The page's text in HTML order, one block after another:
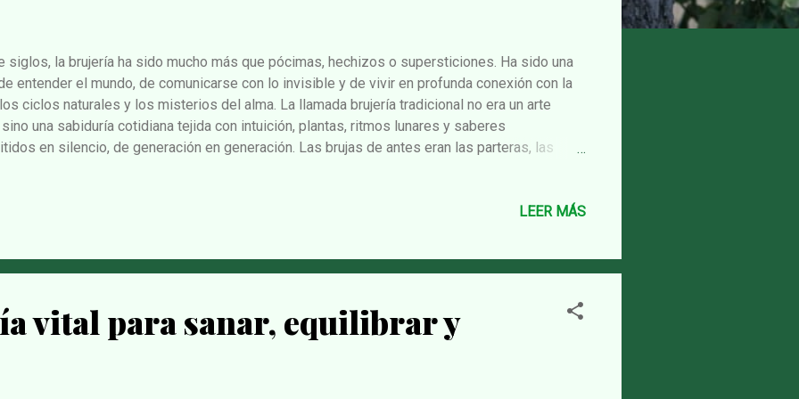
siglos, la brujería ha sido mucho más que pócimas, hechizos o supersticiones. Ha sido una
entender el mundo, de comunicarse con lo invisible y de vivir en profunda conexión con la
ciclos naturales y los misterios del alma. La llamada brujería tradicional no era un arte
una sabiduría cotidiana tejida con intuición, plantas, ritmos lunares y saberes
en silencio, de generación en generación. Las brujas de antes eran las parteras, las
y vivían en los márgenes de una sociedad que temía lo que no podía controlar. Sin
LEER MÁS
vital para sanar, equilibrar y